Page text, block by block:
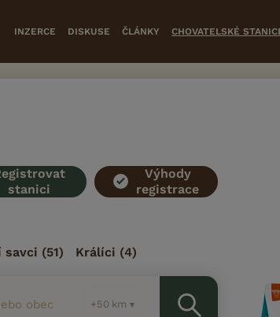
INZERCE DISKUSE ČLÁNKY CHOVATELSKÉ
stanici
Výhody
registrace
savci (51) Králíci (4)
obec km